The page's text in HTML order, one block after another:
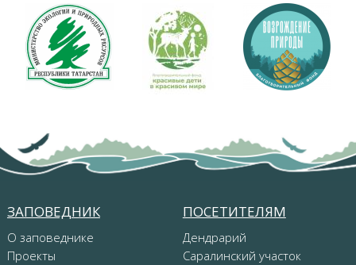
ЗАПОВЕДНИК
О заповеднике
Проекты
ПОСЕТИТЕЛЯМ
Дендрарий
Саралинский участок